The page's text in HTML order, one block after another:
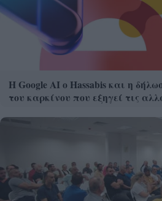
Η Google ΑΙ ο Hassabis και η
του καρκίνου που εξηγεί τις